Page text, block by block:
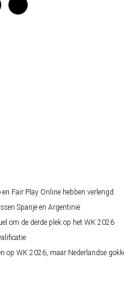
Fair Play Online hebben verlengd
Spanje en Argentinië
om de derde plek op het WK 2026
op WK 2026, maar Nederlandse